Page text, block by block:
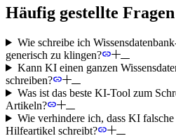
Häufig gestellte Fragen
Wie schreibe ich
generisch zu klingen?
Kann KI einen ganzen
schreiben?
Was ist das beste KI-Tool zum
Artikeln?
Wie verhindere ich, dass KI
Hilfeartikel schreibt?